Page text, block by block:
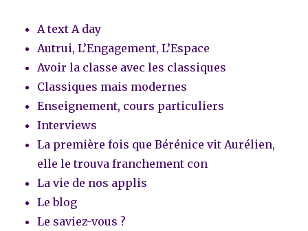
A text A day
Autrui, L’Engagement, L’Espace
Avoir la classe avec les classiques
Classiques mais modernes
Enseignement, cours particuliers
Interviews
La première fois que Bérénice vit Aurélien,
elle le trouva franchement con
La vie de nos applis
Le blog
Le saviez-vous ?